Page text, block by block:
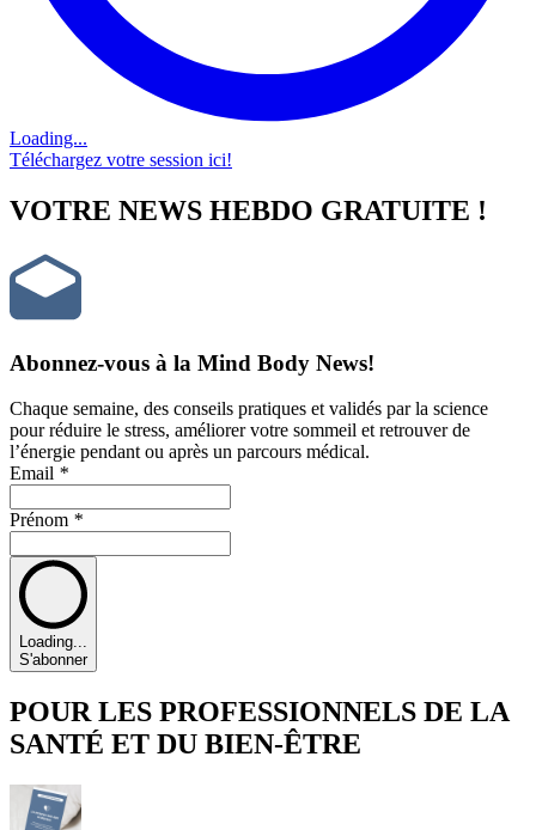
Loading...
Téléchargez votre session ici!
VOTRE NEWS HEBDO GRATUITE !
Abonnez-vous à la Mind Body News!
Chaque semaine, des conseils pratiques et validés par la science
pour réduire le stress, améliorer votre sommeil et retrouver de
l’énergie pendant ou après un parcours médical.
Email *
Prénom *
Loading...
S'abonner
POUR LES PROFESSIONNELS DE LA
SANTÉ ET DU BIEN-ÊTRE